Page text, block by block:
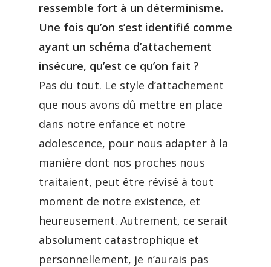
ressemble fort à un déterminisme.
Une fois qu’on s’est identifié comme
ayant un schéma d’attachement
insécure, qu’est ce qu’on fait ?
Pas du tout. Le style d’attachement
que nous avons dû mettre en place
dans notre enfance et notre
adolescence, pour nous adapter à la
manière dont nos proches nous
traitaient, peut être révisé à tout
moment de notre existence, et
heureusement. Autrement, ce serait
absolument catastrophique et
personnellement, je n’aurais pas